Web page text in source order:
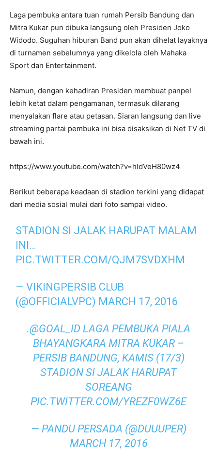
Laga pembuka antara tuan rumah Persib Bandung dan
Mitra Kukar pun dibuka langsung oleh Presiden Joko
Widodo. Suguhan hiburan Band pun akan dihelat layaknya
di turnamen sebelumnya yang dikelola oleh Mahaka
Sport dan Entertainment.
Namun, dengan kehadiran Presiden membuat panpel
lebih ketat dalam pengamanan, termasuk dilarang
menyalakan flare atau petasan. Siaran langsung dan live
streaming partai pembuka ini bisa disaksikan di Net TV di
bawah ini.
https://www.youtube.com/watch?v=hIdVeH80wz4
Berikut beberapa keadaan di stadion terkini yang didapat
dari media sosial mulai dari foto sampai video.
STADION SI JALAK HARUPAT MALAM
INI…
PIC.TWITTER.COM/QJM7SVDXHM
— VIKINGPERSIB CLUB
(@OFFICIALVPC) MARCH 17, 2016
.@GOAL_ID LAGA PEMBUKA PIALA
BHAYANGKARA MITRA KUKAR –
PERSIB BANDUNG, KAMIS (17/3)
STADION SI JALAK HARUPAT
SOREANG
PIC.TWITTER.COM/YREZF0WZ6E
— PANDU PERSADA (@DUUUPER)
MARCH 17, 2016